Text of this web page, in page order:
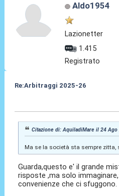
Aldo1954
Lazionetter
1.415
Registrato
Re:Arbitraggi 2025-26
Citazione di: AquiladiMare il 24 Ago
Ma se la società sta sempre zitta,
Guarda,questo e' il grande
risposte ,ma solo
convenienze che ci sfuggono.